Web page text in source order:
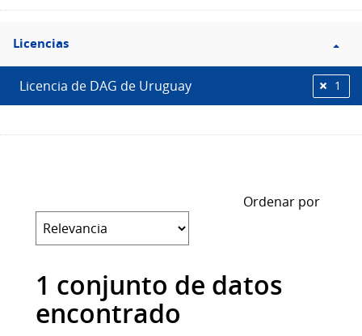
Filtro
Licencias
Licencias
Licencia de DAG de Uruguay 1
Ordenar por
1 conjunto de datos
encontrado